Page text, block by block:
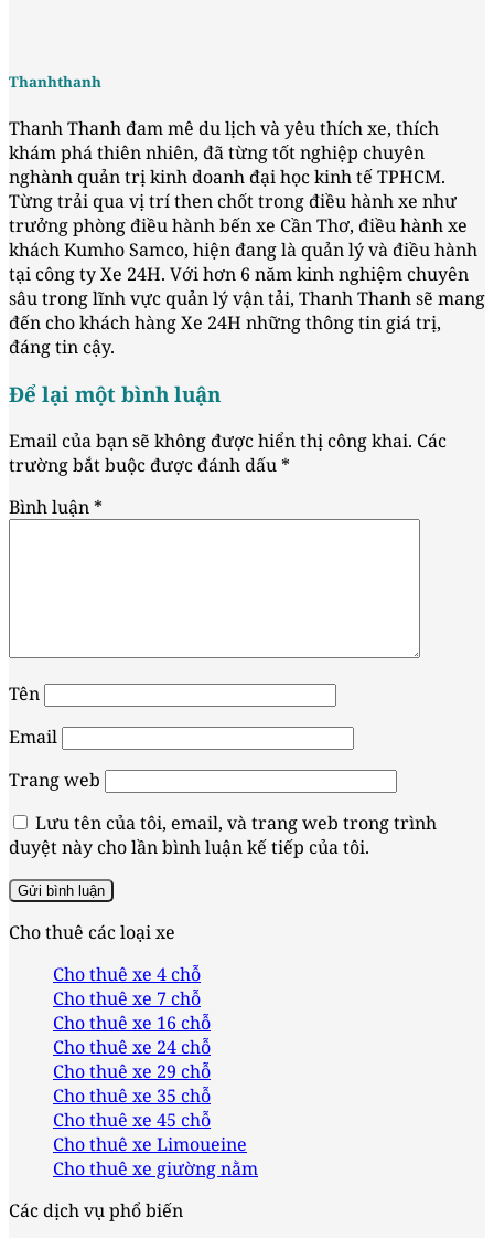
Thanhthanh
Thanh Thanh đam mê du lịch và yêu thích xe, thích
khám phá thiên nhiên, đã từng tốt nghiệp chuyên
nghành quản trị kinh doanh đại học kinh tế TPHCM.
Từng trải qua vị trí then chốt trong điều hành xe như
trưởng phòng điều hành bến xe Cần Thơ, điều hành xe
khách Kumho Samco, hiện đang là quản lý và điều hành
tại công ty Xe 24H. Với hơn 6 năm kinh nghiệm chuyên
sâu trong lĩnh vực quản lý vận tải, Thanh Thanh sẽ mang
đến cho khách hàng Xe 24H những thông tin giá trị,
đáng tin cậy.
Để lại một bình luận
Email của bạn sẽ không được hiển thị công khai. Các
trường bắt buộc được đánh dấu*
Bình luận*
Tên
Email
Trang web
Lưu tên của tôi, email, và trang web trong trình
duyệt này cho lần bình luận kế tiếp của tôi.
Cho thuê các loại xe
Cho thuê xe 4 chỗ
Cho thuê xe 7 chỗ
Cho thuê xe 16 chỗ
Cho thuê xe 24 chỗ
Cho thuê xe 29 chỗ
Cho thuê xe 35 chỗ
Cho thuê xe 45 chỗ
Cho thuê xe Limoueine
Cho thuê xe giường nằm
Các dịch vụ phổ biến